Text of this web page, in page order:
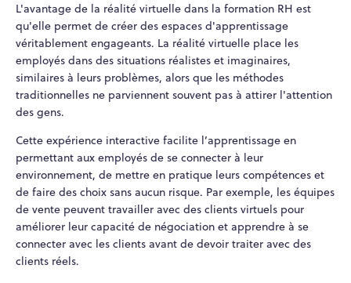
L'avantage de la réalité virtuelle dans la formation RH est
qu'elle permet de créer des espaces d'apprentissage
véritablement engageants. La réalité virtuelle place les
employés dans des situations réalistes et imaginaires,
similaires à leurs problèmes, alors que les méthodes
traditionnelles ne parviennent souvent pas à attirer l'attention
des gens.
Cette expérience interactive facilite l’apprentissage en
permettant aux employés de se connecter à leur
environnement, de mettre en pratique leurs compétences et
de faire des choix sans aucun risque. Par exemple, les équipes
de vente peuvent travailler avec des clients virtuels pour
améliorer leur capacité de négociation et apprendre à se
connecter avec les clients avant de devoir traiter avec des
clients réels.